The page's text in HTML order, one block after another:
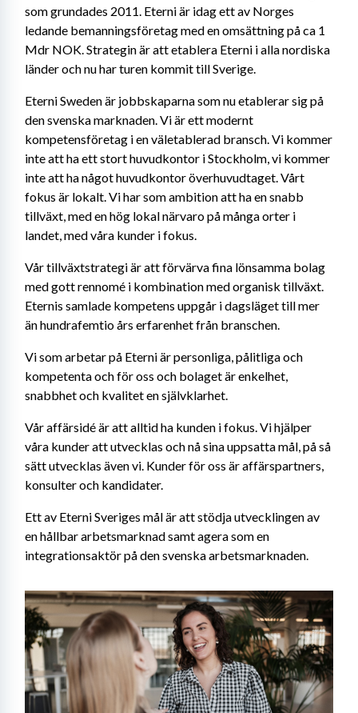
som grundades 2011. Eterni är idag ett av Norges
ledande bemanningsföretag med en omsättning på ca 1
Mdr NOK. Strategin är att etablera Eterni i alla nordiska
länder och nu har turen kommit till Sverige.
Eterni Sweden är jobbskaparna som nu etablerar sig på
den svenska marknaden. Vi är ett modernt
kompetensföretag i en väletablerad bransch. Vi kommer
inte att ha ett stort huvudkontor i Stockholm, vi kommer
inte att ha något huvudkontor överhuvudtaget. Vårt
fokus är lokalt. Vi har som ambition att ha en snabb
tillväxt, med en hög lokal närvaro på många orter i
landet, med våra kunder i fokus.
Vår tillväxtstrategi är att förvärva fina lönsamma bolag
med gott rennomé i kombination med organisk tillväxt.
Eternis samlade kompetens uppgår i dagsläget till mer
än hundrafemtio års erfarenhet från branschen.
Vi som arbetar på Eterni är personliga, pålitliga och
kompetenta och för oss och bolaget är enkelhet,
snabbhet och kvalitet en självklarhet.
Vår affärsidé är att alltid ha kunden i fokus. Vi hjälper
våra kunder att utvecklas och nå sina uppsatta mål, på så
sätt utvecklas även vi. Kunder för oss är affärspartners,
konsulter och kandidater.
Ett av Eterni Sveriges mål är att stödja utvecklingen av
en hållbar arbetsmarknad samt agera som en
integrationsaktör på den svenska arbetsmarknaden.